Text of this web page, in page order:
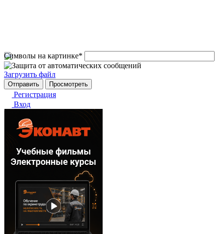
Символы на картинке*
Загрузить файл
Регистрация
Вход